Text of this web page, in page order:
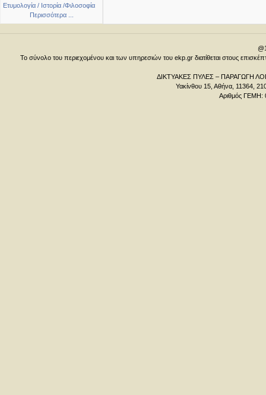
Ετυμολογία / Ιστορία /Φιλοσοφία
Περισσότερα ...
Το σύνολο του περιεχομένου και των υπηρεσιών του ekp.gr διατίθεται στους
ΔΙΚΤΥΑΚΕΣ ΠΥΛΕΣ – ΠΑΡΑΓΩΓΗ
Υακίνθου 15, Αθήνα, 11364,
Αριθμός ΓΕΜΗ: